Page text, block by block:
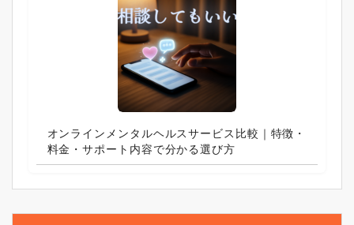
オンラインメンタルヘルスサービス比較｜特徴・
料金・サポート内容で分かる選び方